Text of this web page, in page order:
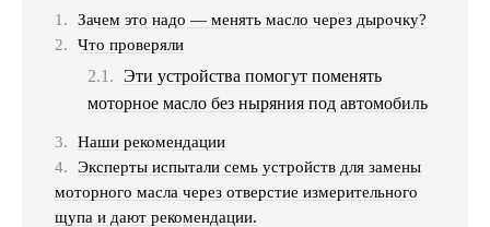
Зачем это надо — менять масло через дырочку?
Что проверяли
Эти устройства помогут поменять
моторное масло без ныряния под автомобиль
Наши рекомендации
Эксперты испытали семь устройств для замены
моторного масла через отверстие измерительного
щупа и дают рекомендации.